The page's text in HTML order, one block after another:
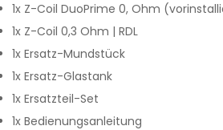
1x Z-Coil DuoPrime 0, Ohm
1x Z-Coil 0,3 Ohm | RDL
1x Ersatz-Mundstück
1x Ersatz-Glastank
1x Ersatzteil-Set
1x Bedienungsanleitung